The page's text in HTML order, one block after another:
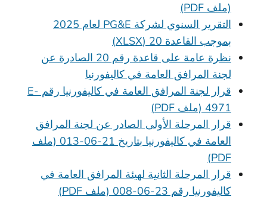
(ملف PDF)
التقرير السنوي لشركة PG&E لعام 2025
بموجب القاعدة 20 (XLSX)
نظرة عامة على قاعدة رقم 20 الصادرة عن
لجنة المرافق العامة في كاليفورنيا
قرار لجنة المرافق العامة في كاليفورنيا رقم E-
4971 (ملف PDF)
قرار المرحلة الأولى الصادر عن لجنة المرافق
العامة في كاليفورنيا بتاريخ 21-06-013 (ملف
PDF)
قرار المرحلة الثانية لهيئة المرافق العامة في
كاليفورنيا رقم 23-06-008 (ملف PDF)